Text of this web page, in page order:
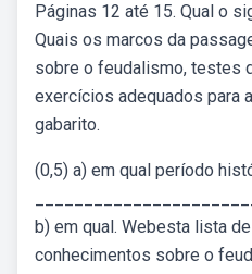
Páginas 12 até 15. Qual o
Quais os marcos da
sobre o feudalismo, testes
exercícios adequados para
gabarito.
(0,5) a) em qual período
b) em qual. Webesta lista
conhecimentos sobre o